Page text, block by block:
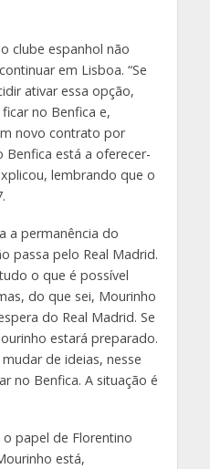
clube espanhol não
em Lisboa. “Se
ativar essa opção,
no Benfica e,
novo contrato por
está a oferecer-
lembrando que o
a permanência do
passa pelo Real Madrid.
o que é possível
do que sei, Mourinho
do Real Madrid. Se
estará preparado.
de ideias, nesse
no Benfica. A situação é
papel de Florentino
está,